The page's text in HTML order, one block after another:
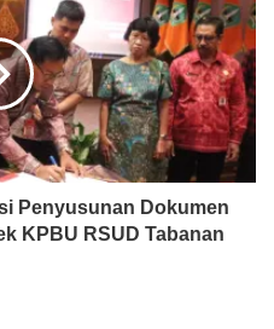
Penyusunan Dokumen
KPBU RSUD Tabanan